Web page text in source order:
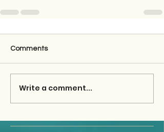
Comments
Write a comment...